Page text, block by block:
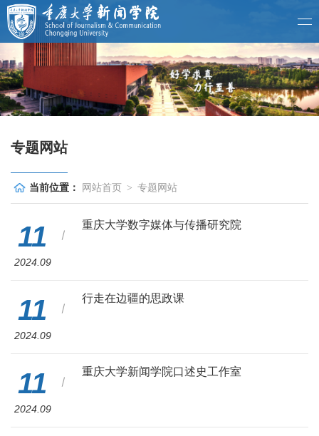
专题网站
当前位置： 网站首页 > 专题网站
11
2024.09
重庆大学数字媒体与传播研究院
11
2024.09
行走在边疆的思政课
11
2024.09
重庆大学新闻学院口述史工作室